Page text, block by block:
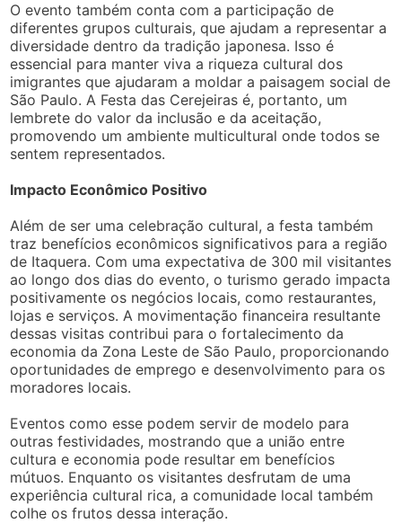
O evento também conta com a participação de
diferentes grupos culturais, que ajudam a representar a
diversidade dentro da tradição japonesa. Isso é
essencial para manter viva a riqueza cultural dos
imigrantes que ajudaram a moldar a paisagem social de
São Paulo. A Festa das Cerejeiras é, portanto, um
lembrete do valor da inclusão e da aceitação,
promovendo um ambiente multicultural onde todos se
sentem representados.
Impacto Econômico Positivo
Além de ser uma celebração cultural, a festa também
traz benefícios econômicos significativos para a região
de Itaquera. Com uma expectativa de 300 mil visitantes
ao longo dos dias do evento, o turismo gerado impacta
positivamente os negócios locais, como restaurantes,
lojas e serviços. A movimentação financeira resultante
dessas visitas contribui para o fortalecimento da
economia da Zona Leste de São Paulo, proporcionando
oportunidades de emprego e desenvolvimento para os
moradores locais.
Eventos como esse podem servir de modelo para
outras festividades, mostrando que a união entre
cultura e economia pode resultar em benefícios
mútuos. Enquanto os visitantes desfrutam de uma
experiência cultural rica, a comunidade local também
colhe os frutos dessa interação.